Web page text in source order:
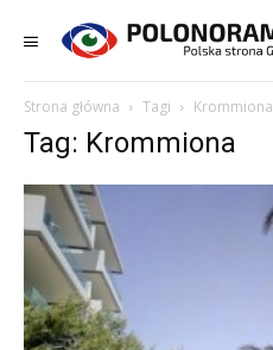
Strona główna Tagi Krommiona
Tag: Krommiona